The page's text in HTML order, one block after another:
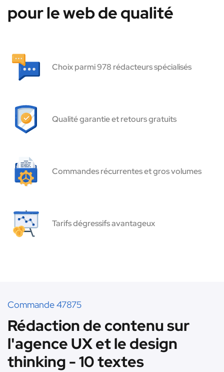
pour le web de qualité
Choix parmi 978 rédacteurs spécialisés
Qualité garantie et retours gratuits
Commandes récurrentes et gros volumes
Tarifs dégressifs avantageux
Commande 47875
Rédaction de contenu sur
l'agence UX et le design
thinking - 10 textes